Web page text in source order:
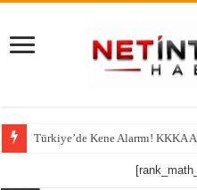
Türkiye’de Kene Alarmı! KKKA